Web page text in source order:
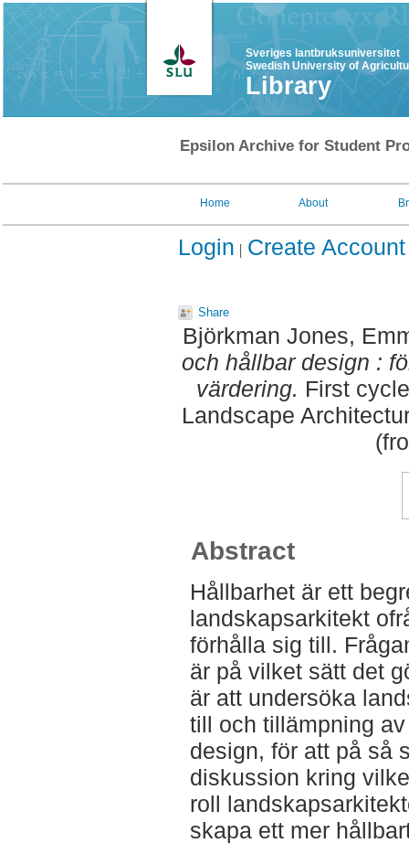
Sveriges lantbruksuniversitet
Swedish University of
Library
Epsilon Archive for Student
Home About
Login Create Account
Share
Björkman Jones,
och hållbar design :
värdering. First
Landscape
Abstract
Hållbarhet är ett
landskapsarkitekt
förhålla sig till.
är på vilket sätt det
är att undersöka
till och tillämpning
design, för att på så
diskussion kring
roll
skapa ett mer